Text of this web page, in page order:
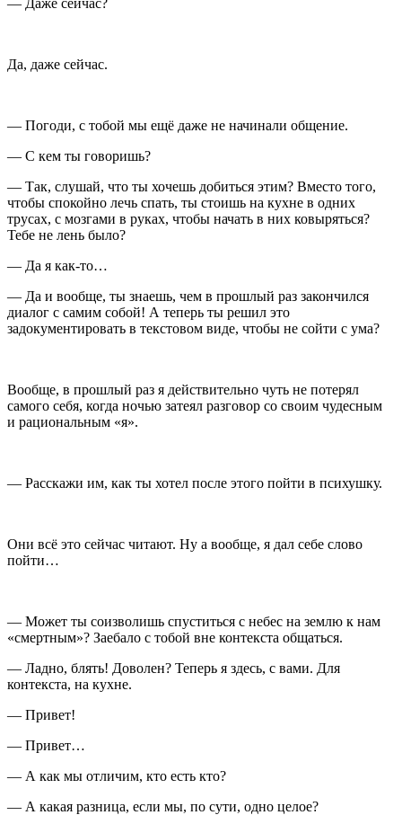
Да, даже сейчас.
— Погоди, с тобой мы ещё даже не начинали общение.
— С кем ты говоришь?
— Так, слушай, что ты хочешь добиться этим? Вместо того,
чтобы спокойно лечь спать, ты стоишь на кухне в одних
трусах, с мозгами в руках, чтобы начать в них ковыряться?
Тебе не лень было?
— Да я как-то…
— Да и вообще, ты знаешь, чем в прошлый раз закончился
диалог с самим собой! А теперь ты решил это
задокументировать в текстовом виде, чтобы не сойти с ума?
Вообще, в прошлый раз я действительно чуть не потерял
самого себя, когда ночью затеял разговор со своим чудесным
и рациональным «я».
— Расскажи им, как ты хотел после этого пойти в психушку.
Они всё это сейчас читают. Ну а вообще, я дал себе слово
пойти…
— Может ты соизволишь спуститься с небес на землю к нам
«смертным»? Заебало с тобой вне контекста общаться.
— Ладно, блять! Доволен? Теперь я здесь, с вами. Для
контекста, на кухне.
— Привет!
— Привет…
— А как мы отличим, кто есть кто?
— А какая разница, если мы, по сути, одно целое?